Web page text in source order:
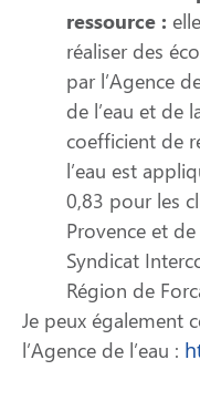
ressource :
réaliser des
par l’Agence
de l’eau et de
coefficient de
l’eau est
0,83 pour les
Provence et
Syndicat
Région de
Je peux également
l’Agence de l’eau :